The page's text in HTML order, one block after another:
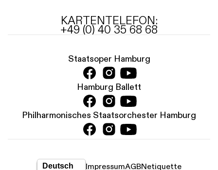
KARTENTELEFON:
+49 (0) 40 35 68 68
Staatsoper Hamburg
Hamburg Ballett
Philharmonisches Staatsorchester Hamburg
ImpressumAGBNetiquette